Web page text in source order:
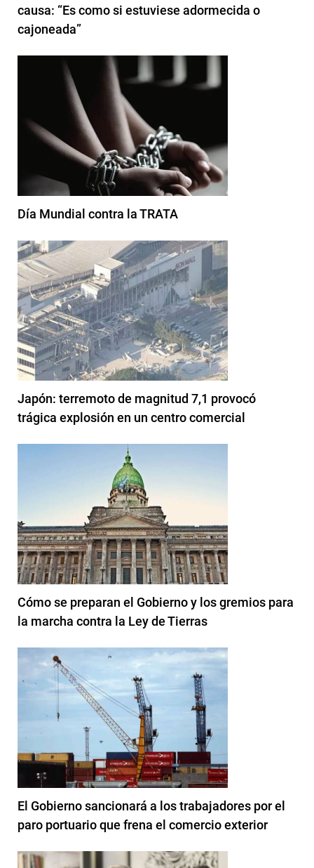
causa: “Es como si estuviese adormecida o
cajoneada”
Día Mundial contra la TRATA
Japón: terremoto de magnitud 7,1 provocó
trágica explosión en un centro comercial
Cómo se preparan el Gobierno y los gremios para
la marcha contra la Ley de Tierras
El Gobierno sancionará a los trabajadores por el
paro portuario que frena el comercio exterior